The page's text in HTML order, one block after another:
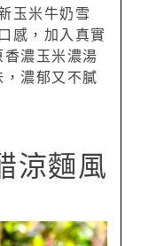
玉米牛奶雪
感，加入真實
香濃玉米濃湯
，濃郁又不膩
涼麵風